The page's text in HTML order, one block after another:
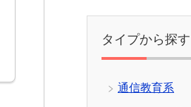
タイプから探す
通信教育系